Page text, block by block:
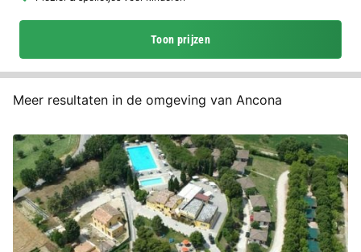
Toon prijzen
Meer resultaten in de omgeving van Ancona